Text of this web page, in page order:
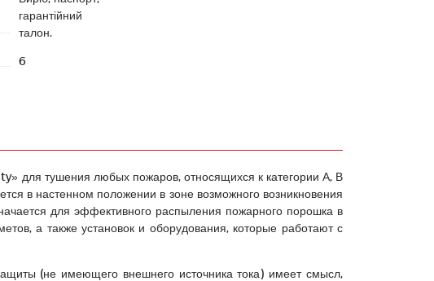
гарантійний
талон.
6
для тушения любых пожаров, относящихся к категории А, В
в настенном положении в зоне возможного возникновения
для эффективного распыления пожарного порошка в
а также установок и оборудования, которые работают с
(не имеющего внешнего источника тока) имеет смысл,